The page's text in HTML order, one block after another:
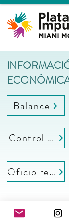
Balance
Control
Oficio